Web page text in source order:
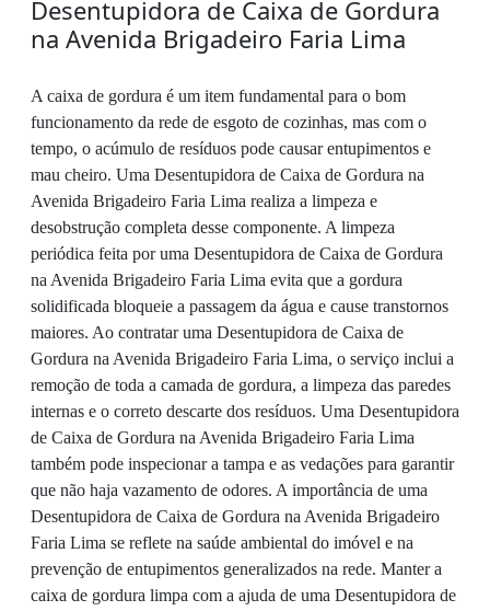
Desentupidora de Caixa de Gordura
na Avenida Brigadeiro Faria Lima
A caixa de gordura é um item fundamental para o bom
funcionamento da rede de esgoto de cozinhas, mas com o
tempo, o acúmulo de resíduos pode causar entupimentos e
mau cheiro. Uma Desentupidora de Caixa de Gordura na
Avenida Brigadeiro Faria Lima realiza a limpeza e
desobstrução completa desse componente. A limpeza
periódica feita por uma Desentupidora de Caixa de Gordura
na Avenida Brigadeiro Faria Lima evita que a gordura
solidificada bloqueie a passagem da água e cause transtornos
maiores. Ao contratar uma Desentupidora de Caixa de
Gordura na Avenida Brigadeiro Faria Lima, o serviço inclui a
remoção de toda a camada de gordura, a limpeza das paredes
internas e o correto descarte dos resíduos. Uma Desentupidora
de Caixa de Gordura na Avenida Brigadeiro Faria Lima
também pode inspecionar a tampa e as vedações para garantir
que não haja vazamento de odores. A importância de uma
Desentupidora de Caixa de Gordura na Avenida Brigadeiro
Faria Lima se reflete na saúde ambiental do imóvel e na
prevenção de entupimentos generalizados na rede. Manter a
caixa de gordura limpa com a ajuda de uma Desentupidora de